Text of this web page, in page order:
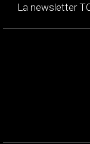
La newsletter